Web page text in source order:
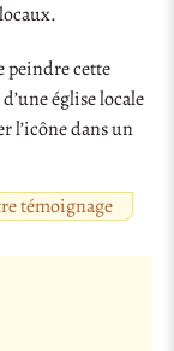
peindre cette
église locale
l’icône dans un
témoignage